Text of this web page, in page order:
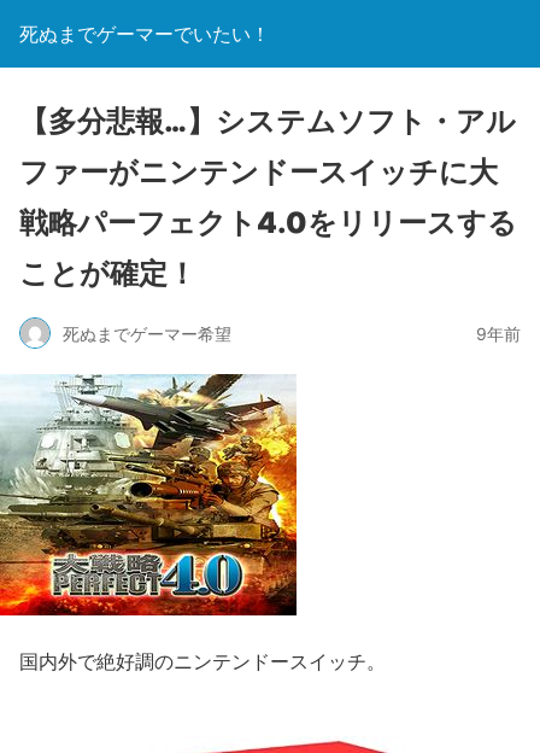
死ぬまでゲーマーでいたい！
【多分悲報…】システムソフト・アル
ファーがニンテンドースイッチに大
戦略パーフェクト4.0をリリースする
ことが確定！
死ぬまでゲーマー希望 9年前
国内外で絶好調のニンテンドースイッチ。